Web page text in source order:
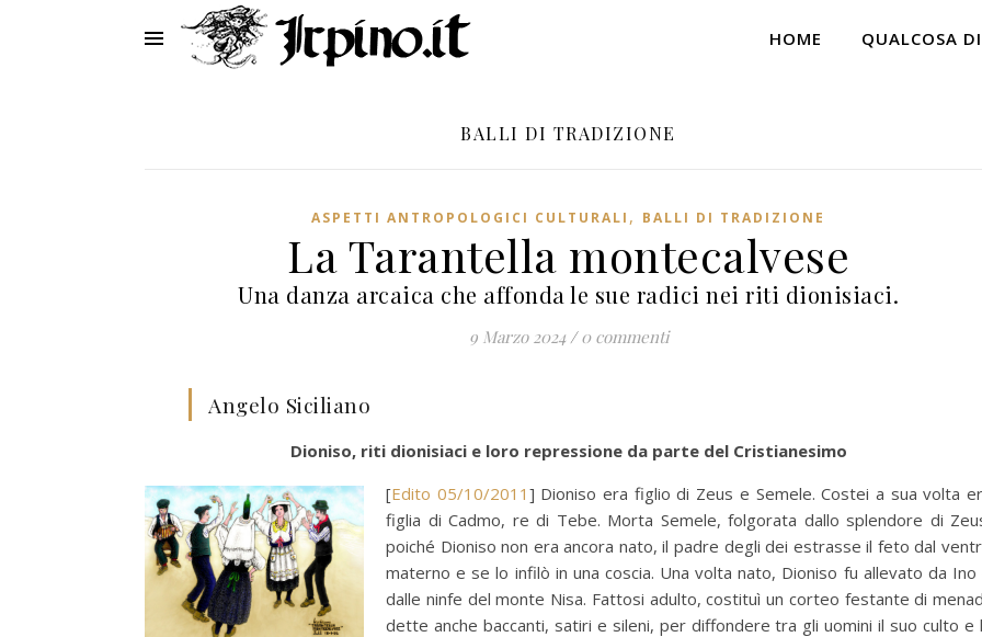
HOME QUALCOSA
BALLI DI TRADIZIONE
ASPETTI ANTROPOLOGICI CULTURALI , BALLI DI TRADIZIONE
La Tarantella montecalvese
Una danza arcaica che affonda le sue radici nei riti dionisiaci.
9 Marzo 2024 / 0 commenti
Angelo Siciliano
Dioniso, riti dionisiaci e loro repressione da parte del Cristianesimo
[Edito 05/10/2011 ] Dioniso era figlio di Zeus e Semele. Costei a sua volta
figlia di Cadmo, re di Tebe. Morta Semele, folgorata dallo splendore di
poiché Dioniso non era ancora nato, il padre degli dei estrasse il feto dal
materno e se lo infilò in una coscia. Una volta nato, Dioniso fu allevato da Ino
dalle ninfe del monte Nisa. Fattosi adulto, costituì un corteo festante di
dette anche baccanti, satiri e sileni, per diffondere tra gli uomini il suo culto e